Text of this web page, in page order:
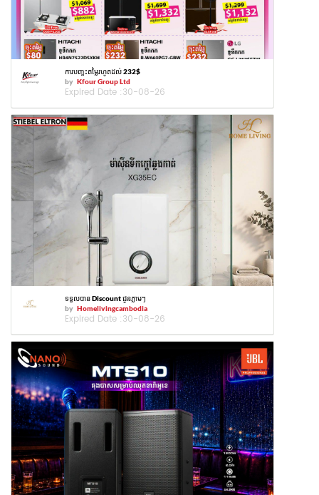
ការបញ្ចុះតម្លៃរហូតដល់ 232$
by Kfour Group Ltd
Expired Date :30-08-26
ទទួលបាន Discount ជូនភ្លាមៗ
by Homelivingcambodia
Expired Date :30-08-26